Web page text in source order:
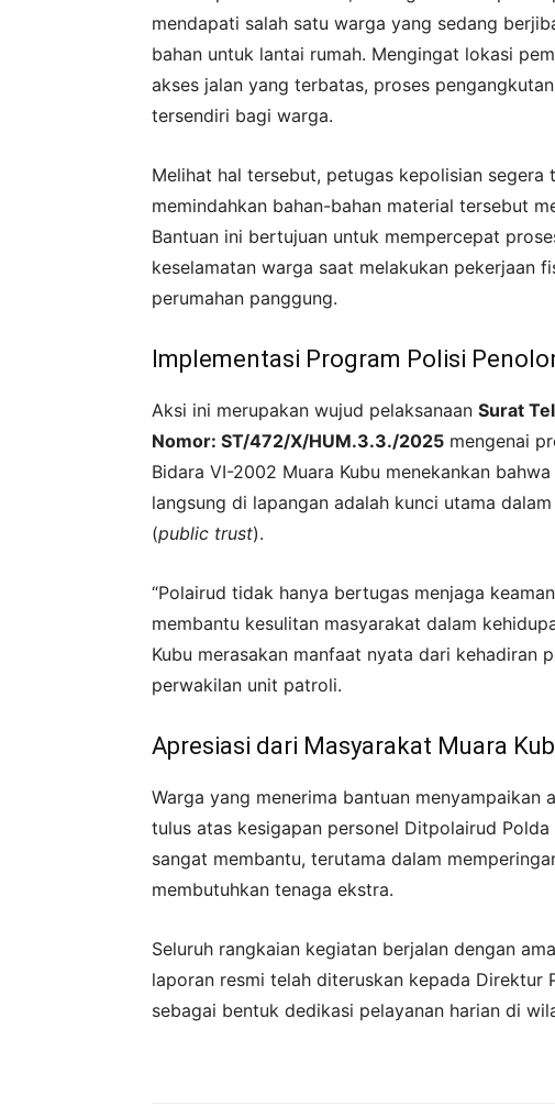
mendapati salah satu warga yang sedang
bahan untuk lantai rumah. Mengingat lokasi
akses jalan yang terbatas, proses
tersendiri bagi warga.
Melihat hal tersebut, petugas kepolisian
memindahkan bahan-bahan material tersebut
Bantuan ini bertujuan untuk mempercepat
keselamatan warga saat melakukan pekerjaan
perumahan panggung.
Implementasi Program Polisi
Aksi ini merupakan wujud pelaksanaan Surat
Nomor: ST/472/X/HUM.3.3./2025 mengenai
Bidara VI-2002 Muara Kubu menekankan
langsung di lapangan adalah kunci utama
(public trust).
“Polairud tidak hanya bertugas menjaga
membantu kesulitan masyarakat dalam
Kubu merasakan manfaat nyata dari kehadiran
perwakilan unit patroli.
Apresiasi dari Masyarakat Muara
Warga yang menerima bantuan menyampaikan
tulus atas kesigapan personel Ditpolairud
sangat membantu, terutama dalam
membutuhkan tenaga ekstra.
Seluruh rangkaian kegiatan berjalan dengan
laporan resmi telah diteruskan kepada Direktur
sebagai bentuk dedikasi pelayanan harian di